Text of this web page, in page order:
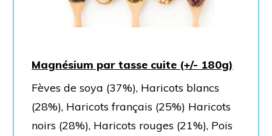
Magnésium par tasse cuite (+/- 180g)
Fèves de soya (37%), Haricots blancs
(28%), Haricots français (25%) Haricots
noirs (28%), Haricots rouges (21%), Pois